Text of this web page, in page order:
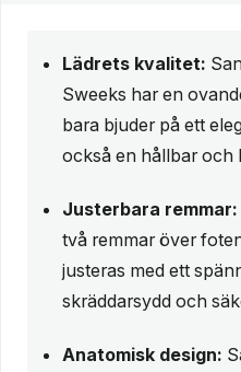
Lädrets kvalitet:
Sweeks har en
bara bjuder på ett
också en hållbar och
Justerbara remmar:
två remmar över
justeras med ett
skräddarsydd och
Anatomisk design: